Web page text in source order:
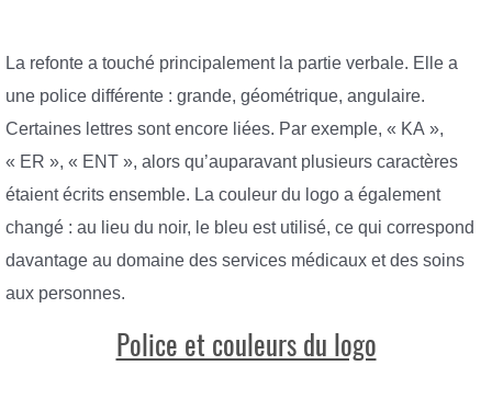
La refonte a touché principalement la partie verbale. Elle a
une police différente : grande, géométrique, angulaire.
Certaines lettres sont encore liées. Par exemple, « KA »,
« ER », « ENT », alors qu’auparavant plusieurs caractères
étaient écrits ensemble. La couleur du logo a également
changé : au lieu du noir, le bleu est utilisé, ce qui correspond
davantage au domaine des services médicaux et des soins
aux personnes.
Police et couleurs du logo